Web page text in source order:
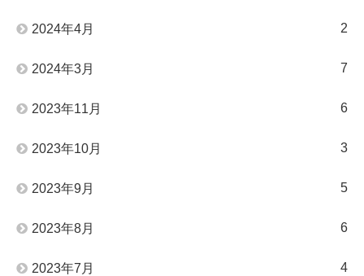
2024年4月 2
2024年3月 7
2023年11月 6
2023年10月 3
2023年9月 5
2023年8月 6
2023年7月 4